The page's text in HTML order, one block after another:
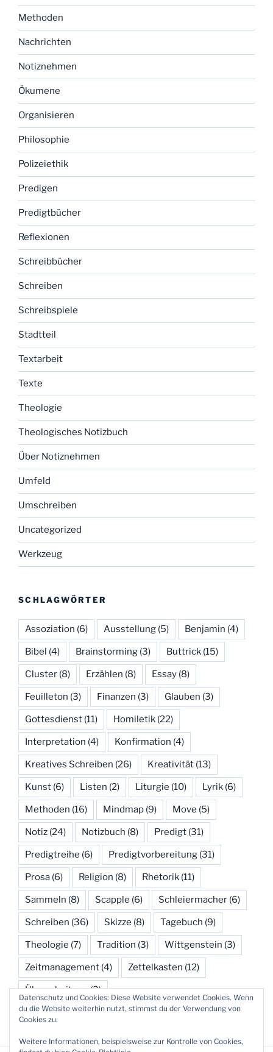
Methoden
Nachrichten
Notiznehmen
Ökumene
Organisieren
Philosophie
Polizeiethik
Predigen
Predigtbücher
Reflexionen
Schreibbücher
Schreiben
Schreibspiele
Stadtteil
Textarbeit
Texte
Theologie
Theologisches Notizbuch
Über Notiznehmen
Umfeld
Umschreiben
Uncategorized
Werkzeug
SCHLAGWÖRTER
Assoziation (6) Ausstellung (5) Benjamin (4)
Bibel (4) Brainstorming (3) Buttrick (15)
Cluster (8) Erzählen (8) Essay (8)
Feuilleton (3) Finanzen (3) Glauben (3)
Gottesdienst (11) Homiletik (22)
Interpretation (4) Konfirmation (4)
Kreatives Schreiben (26) Kreativität (13)
Kunst (6) Listen (2) Liturgie (10) Lyrik (6)
Methoden (16) Mindmap (9) Move (5)
Notiz (24) Notizbuch (8) Predigt (31)
Predigtreihe (6) Predigtvorbereitung (31)
Prosa (6) Religion (8) Rhetorik (11)
Sammeln (8) Scapple (6) Schleiermacher (6)
Schreiben (36) Skizze (8) Tagebuch (9)
Theologie (7) Tradition (3) Wittgenstein (3)
Zeitmanagement (4) Zettelkasten (12)
Überarbeitung(3)
Datenschutz und Cookies: Diese Website verwendet Cookies. Wenn
du die Website weiterhin nutzt, stimmst du der Verwendung von
Cookies zu.
Weitere Informationen, beispielsweise zur Kontrolle von Cookies,